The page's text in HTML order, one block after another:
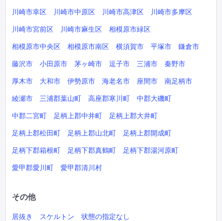
川崎市幸区 川崎市中原区 川崎市高津区 川崎市多摩区
川崎市宮前区 川崎市麻生区 相模原市緑区
相模原市中央区 相模原市南区 横須賀市 平塚市 鎌倉市
藤沢市 小田原市 茅ヶ崎市 逗子市 三浦市 秦野市
厚木市 大和市 伊勢原市 海老名市 座間市 南足柄市
綾瀬市 三浦郡葉山町 高座郡寒川町 中郡大磯町
中郡二宮町 足柄上郡中井町 足柄上郡大井町
足柄上郡松田町 足柄上郡山北町 足柄上郡開成町
足柄下郡箱根町 足柄下郡真鶴町 足柄下郡湯河原町
愛甲郡愛川町 愛甲郡清川村
その他
居抜き スケルトン 状態の指定なし